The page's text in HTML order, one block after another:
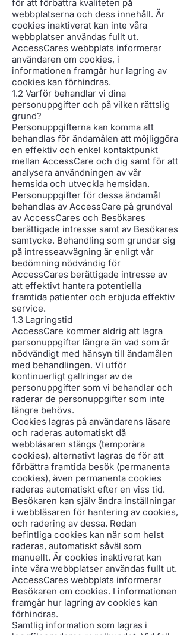
för att förbättra kvaliteten på
webbplatserna och dess innehåll. Är
cookies inaktiverat kan inte våra
webbplatser användas fullt ut.
AccessCares webbplats informerar
användaren om cookies, i
informationen framgår hur lagring av
cookies kan förhindras.
1.2 Varför behandlar vi dina
personuppgifter och på vilken rättslig
grund?
Personuppgifterna kan komma att
behandlas för ändamålen att möjliggöra
en effektiv och enkel kontaktpunkt
mellan AccessCare och dig samt för att
analysera användningen av vår
hemsida och utveckla hemsidan.
Personuppgifter för dessa ändamål
behandlas av AccessCare på grundval
av AccessCares och Besökares
berättigade intresse samt av Besökares
samtycke. Behandling som grundar sig
på intresseavvägning är enligt vår
bedömning nödvändig för
AccessCares berättigade intresse av
att effektivt hantera potentiella
framtida patienter och erbjuda effektiv
service.
1.3 Lagringstid
AccessCare kommer aldrig att lagra
personuppgifter längre än vad som är
nödvändigt med hänsyn till ändamålen
med behandlingen. Vi utför
kontinuerligt gallringar av de
personuppgifter som vi behandlar och
raderar de personuppgifter som inte
längre behövs.
Cookies lagras på användarens läsare
och raderas automatiskt då
webbläsaren stängs (temporära
cookies), alternativt lagras de för att
förbättra framtida besök (permanenta
cookies), även permanenta cookies
raderas automatiskt efter en viss tid.
Besökaren kan själv ändra inställningar
i webbläsaren för hantering av cookies,
och radering av dessa. Redan
befintliga cookies kan när som helst
raderas, automatiskt såväl som
manuellt. Är cookies inaktiverat kan
inte våra webbplatser användas fullt ut.
AccessCares webbplats informerar
Besökaren om cookies. I informationen
framgår hur lagring av cookies kan
förhindras.
Samtlig information som lagras i